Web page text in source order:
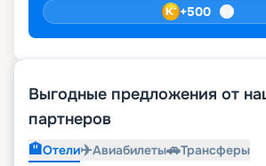
+500
Выгодные предложения от
партнеров
🏨Отели✈️Авиабилеты🚗Трансферы